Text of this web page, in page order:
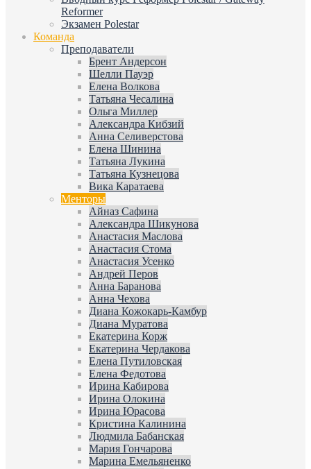
Reformer
Экзамен Polestar
Команда
Преподаватели
Брент Андерсон
Шелли Пауэр
Елена Волкова
Татьяна Чесалина
Ольга Миллер
Александра Кибзий
Анна Селиверстова
Елена Шинина
Татьяна Лукина
Татьяна Кузнецова
Вика Каратаева
Менторы
Айназ Сафина
Александра Шикунова
Анастасия Маслова
Анастасия Стома
Анастасия Усенко
Андрей Перов
Анна Баранова
Анна Чехова
Диана Кожокарь-Камбур
Диана Муратова
Екатерина Корж
Екатерина Чердакова
Елена Путиловская
Елена Федотова
Ирина Кабирова
Ирина Олокина
Ирина Юрасова
Кристина Калинина
Людмила Бабанская
Мария Гончарова
Марина Емельяненко